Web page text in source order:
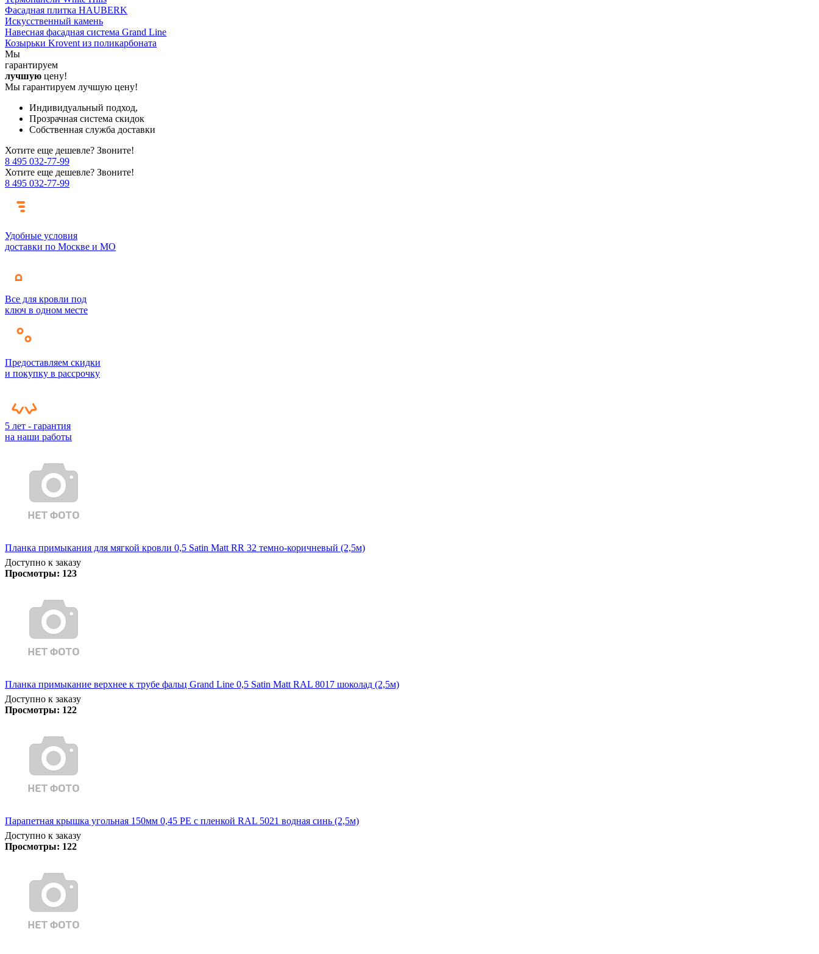
Фасадная плитка HAUBERK
Искусственный камень
Навесная фасадная система Grand Line
Козырьки Krovent из поликарбоната
Мы
гарантируем
лучшую цену!
Мы гарантируем лучшую цену!
Индивидуальный подход,
Прозрачная система скидок
Собственная служба доставки
Хотите еще дешевле? Звоните!
8 495 032-77-99
Хотите еще дешевле? Звоните!
8 495 032-77-99
Удобные условия
доставки по Москве и МО
Все для кровли под
ключ в одном месте
Предоставляем скидки
и покупку в рассрочку
5 лет - гарантия
на наши работы
Планка примыкания для мягкой кровли 0,5 Satin Matt RR 32 темно-коричневый (2,5м)
Доступно к заказу
Просмотры: 123
Планка примыкание верхнее к трубе фальц Grand Line 0,5 Satin Matt RAL 8017 шоколад (2,5м)
Доступно к заказу
Просмотры: 122
Парапетная крышка угольная 150мм 0,45 PE с пленкой RAL 5021 водная синь (2,5м)
Доступно к заказу
Просмотры: 122